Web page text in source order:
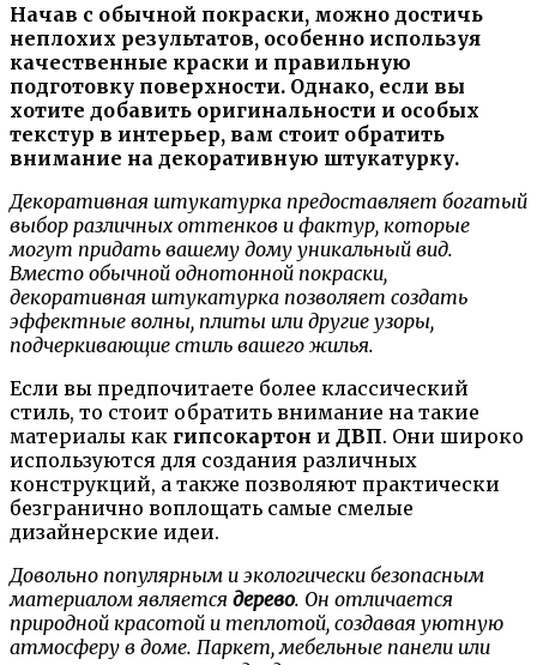
Начав с обычной покраски, можно достичь
неплохих результатов, особенно используя
качественные краски и правильную
подготовку поверхности. Однако, если вы
хотите добавить оригинальности и особых
текстур в интерьер, вам стоит обратить
внимание на декоративную штукатурку.
Декоративная штукатурка предоставляет богатый
выбор различных оттенков и фактур, которые
могут придать вашему дому уникальный вид.
Вместо обычной однотонной покраски,
декоративная штукатурка позволяет создать
эффектные волны, плиты или другие узоры,
подчеркивающие стиль вашего жилья.
Если вы предпочитаете более классический
стиль, то стоит обратить внимание на такие
материалы как гипсокартон и ДВП. Они широко
используются для создания различных
конструкций, а также позволяют практически
безгранично воплощать самые смелые
дизайнерские идеи.
Довольно популярным и экологически безопасным
материалом является дерево. Он отличается
природной красотой и теплотой, создавая уютную
атмосферу в доме. Паркет, мебельные панели или